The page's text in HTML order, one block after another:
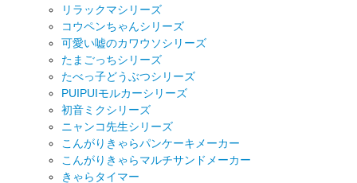
リラックマシリーズ
コウペンちゃんシリーズ
可愛い嘘のカワウソシリーズ
たまごっちシリーズ
たべっ子どうぶつシリーズ
PUIPUIモルカーシリーズ
初音ミクシリーズ
ニャンコ先生シリーズ
こんがりきゃらパンケーキメーカー
こんがりきゃらマルチサンドメーカー
きゃらタイマー